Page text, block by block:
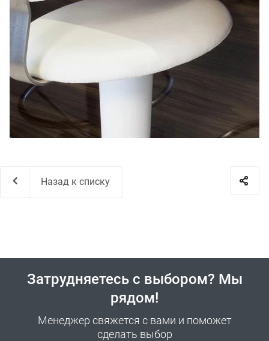
Назад к списку
Затрудняетесь с выбором? Мы
рядом!
Менеджер свяжется с вами и поможет
сделать выбор